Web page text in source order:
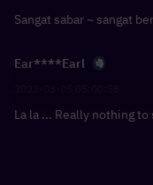
Sangat sabar ~ sangat
Ear****Earl
La la ... Really nothing